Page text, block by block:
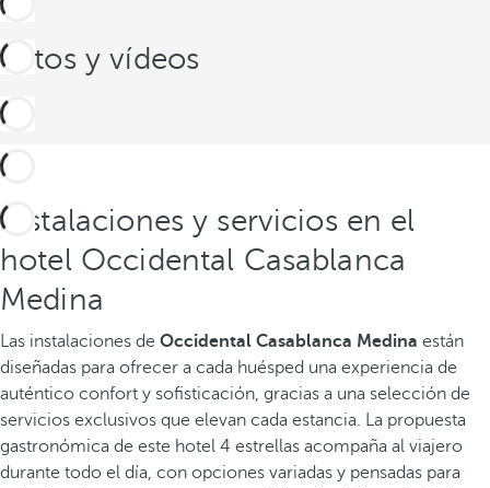
Fotos y vídeos
Instalaciones y servicios en el
hotel Occidental Casablanca
Medina
Las instalaciones de Occidental Casablanca Medina están
diseñadas para ofrecer a cada huésped una experiencia de
auténtico confort y sofisticación, gracias a una selección de
servicios exclusivos que elevan cada estancia. La propuesta
gastronómica de este hotel 4 estrellas acompaña al viajero
durante todo el día, con opciones variadas y pensadas para